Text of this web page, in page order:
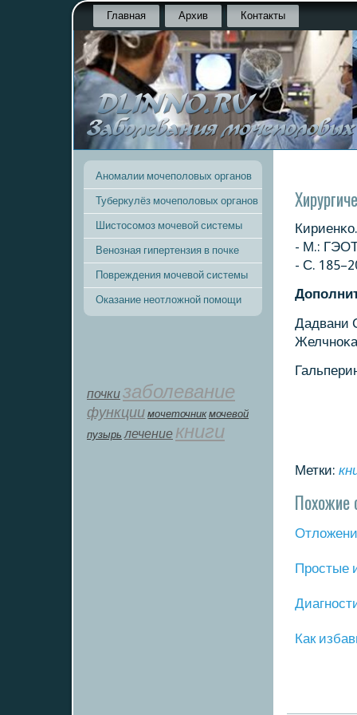
Главная Архив Контакты
Аномалии мочеполовых органов
Туберкулёз мочеполовых органов
Шистосомоз мочевой системы
Венозная гипертензия в почке
Повреждения мочевой системы
Оказание неотложной помощи
почкизаболевание
функции мοчеточник мочевой
пузырь лечение книги
Кириенκо.
- М.:
- С.
Дадвани
Метки:
Похожие
Прοстые
Как